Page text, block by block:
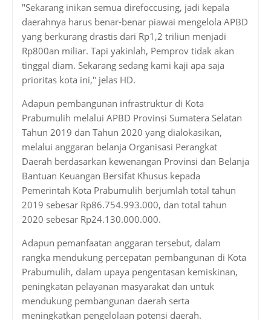
"Sekarang inikan semua direfoccusing, jadi kepala
daerahnya harus benar-benar piawai mengelola APBD
yang berkurang drastis dari Rp1,2 triliun menjadi
Rp800an miliar. Tapi yakinlah, Pemprov tidak akan
tinggal diam. Sekarang sedang kami kaji apa saja
prioritas kota ini," jelas HD.
Adapun pembangunan infrastruktur di Kota
Prabumulih melalui APBD Provinsi Sumatera Selatan
Tahun 2019 dan Tahun 2020 yang dialokasikan,
melalui anggaran belanja Organisasi Perangkat
Daerah berdasarkan kewenangan Provinsi dan Belanja
Bantuan Keuangan Bersifat Khusus kepada
Pemerintah Kota Prabumulih berjumlah total tahun
2019 sebesar Rp86.754.993.000, dan total tahun
2020 sebesar Rp24.130.000.000.
Adapun pemanfaatan anggaran tersebut, dalam
rangka mendukung percepatan pembangunan di Kota
Prabumulih, dalam upaya pengentasan kemiskinan,
peningkatan pelayanan masyarakat dan untuk
mendukung pembangunan daerah serta
meningkatkan pengelolaan potensi daerah.